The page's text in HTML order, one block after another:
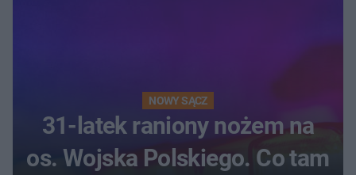
NOWY SĄCZ
31-latek raniony nożem na
os. Wojska Polskiego. Co tam